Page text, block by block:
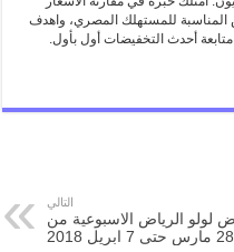
المناسبة للمستهلك المصري، واهدف
أحدث التخفيضات أول بأول.
التالي
لولو الرياض الاسبوعية من
28 مارس حتى 7 ابريل 2018